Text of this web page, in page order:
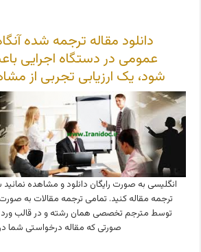
دانلود مقاله ترجمه شده
عمومی در دستگاه اجرایی
شود، یک ارزیابی تجربی از
انگلیسی به صورت رایگان دانلود و مشاهده
ترجمه مقاله کنید. تمامی ترجمه مقالات به
توسط مترجم تخصصی همان رشته و در قالب ورد
صورتی که مقاله درخواستی شما